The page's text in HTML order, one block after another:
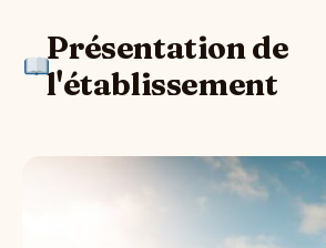
Présentation de
l'établissement